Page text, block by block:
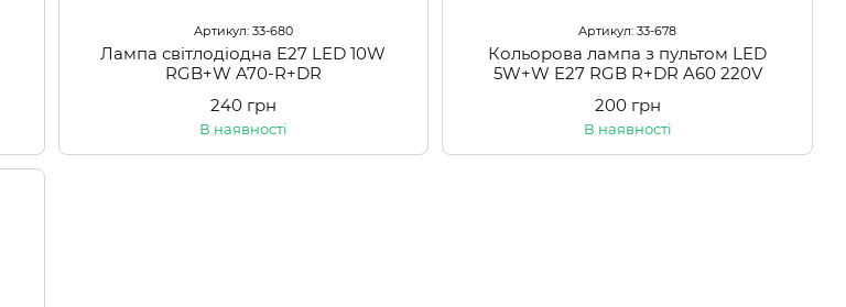
Артикул: 33-680
Лампа світлодіодна E27 LED 10W
RGB+W A70-R+DR
240 грн
В наявності
Артикул: 33-678
Кольорова лампа з пультом LED
5W+W E27 RGB R+DR A60 220V
200 грн
В наявності